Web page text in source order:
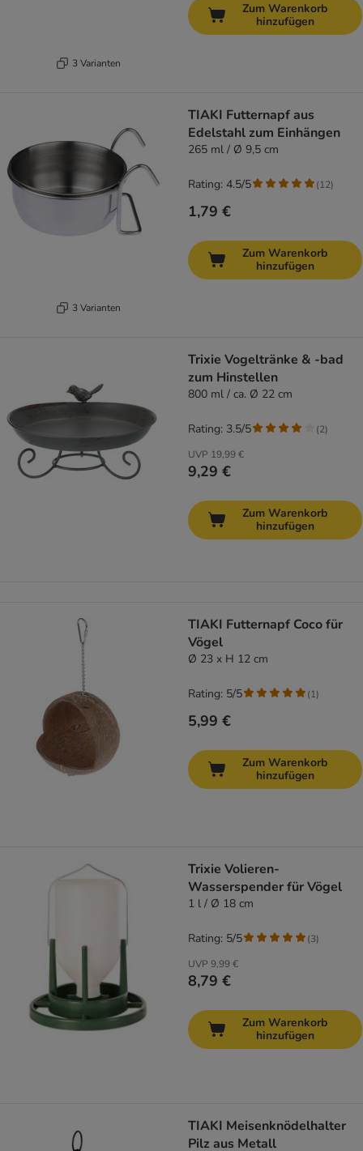
3 Varianten
Zum Warenkorb
hinzufügen
3 Varianten
TIAKI Futternapf aus
Edelstahl zum Einhängen
265 ml / Ø 9,5 cm
1,79 €
Rating: 4.5/5 (12)
Zum Warenkorb
hinzufügen
Trixie Vogeltränke & -bad
zum Hinstellen
800 ml / ca. Ø 22 cm
UVP 19,99 €
9,29 €
Rating: 3.5/5 (2)
Zum Warenkorb
hinzufügen
TIAKI Futternapf Coco für
Vögel
Ø 23 x H 12 cm
5,99 €
Rating: 5/5 (1)
Zum Warenkorb
hinzufügen
Trixie Volieren-
Wasserspender für Vögel
1 l / Ø 18 cm
UVP 9,99 €
8,79 €
Rating: 5/5 (3)
Zum Warenkorb
hinzufügen
TIAKI Meisenknödelhalter
Pilz aus Metall